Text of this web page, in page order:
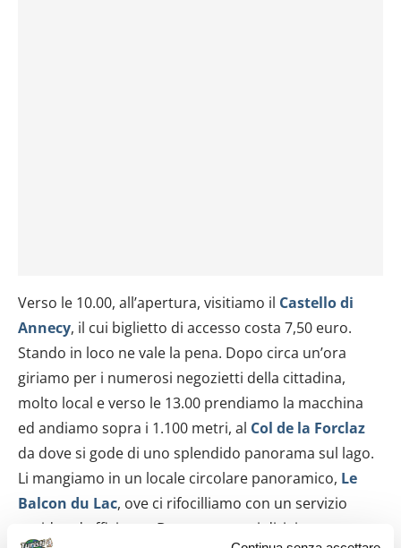
Verso le 10.00, all’apertura, visitiamo il Castello di
Annecy, il cui biglietto di accesso costa 7,50 euro.
Stando in loco ne vale la pena. Dopo circa un’ora
giriamo per i numerosi negozietti della cittadina,
molto local e verso le 13.00 prendiamo la macchina
ed andiamo sopra i 1.100 metri, al Col de la Forclaz
da dove si gode di uno splendido panorama sul lago.
Li mangiamo in un locale circolare panoramico, Le
Balcon du Lac, ove ci rifocilliamo con un servizio
rapido ed efficiente. Dopo pranzo ci dirigiamo verso